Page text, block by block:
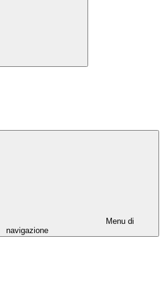
Menu di
navigazione